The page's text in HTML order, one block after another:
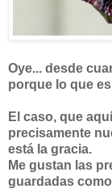
Oye... desde
porque lo que
El caso, que
precisamente
está la gracia.
Me gustan las
guardadas